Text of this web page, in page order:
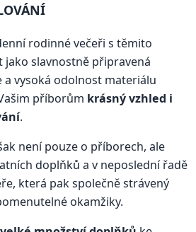
rodinné večeři s těmito
slavnostně připravená
a vysoká odolnost materiálu
příborům krásný vzhled i
.
není pouze o příborech, ale
doplňků a v neposlední řadě
která pak společně strávený
okamžiky.